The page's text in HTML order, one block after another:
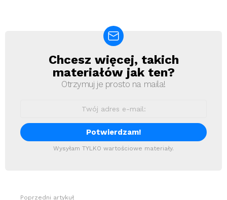
NewsletterChcesz więcej, takich
materiałów jak ten?
Otrzymuj je prosto na maila!
Wysyłam TYLKO wartościowe materiały.
ZobaczPoprzedni artykuł